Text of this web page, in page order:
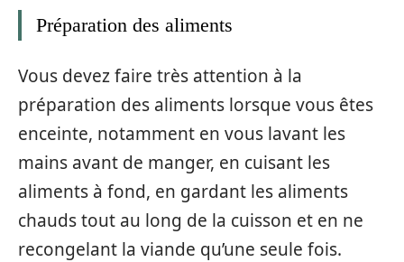
Préparation des aliments
Vous devez faire très attention à la
préparation des aliments lorsque vous êtes
enceinte, notamment en vous lavant les
mains avant de manger, en cuisant les
aliments à fond, en gardant les aliments
chauds tout au long de la cuisson et en ne
recongelant la viande qu’une seule fois.